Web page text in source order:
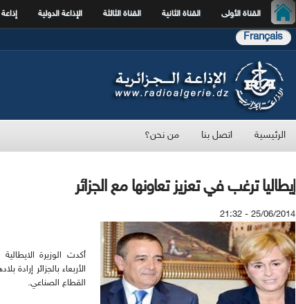
القناة الأولى القناة الثانية القناة الثالثة الإذاعة الدولية
Français
الرئيسية اتصل بنا من نحن؟
إيطاليا ترغب في تعزيز تعاونها مع الجزائر
25/06/2014 - 21:32
أكدت الوزيرة
الأربعاء بالجزائر إرادة
القطاع الصناعي.